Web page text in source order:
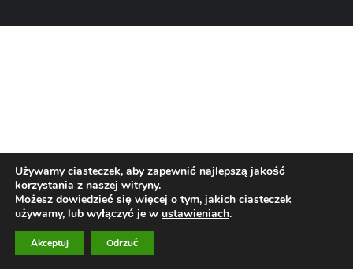
Używamy ciasteczek, aby zapewnić najlepszą jakość
korzystania z naszej witryny.
Możesz dowiedzieć się więcej o tym, jakich ciasteczek
używamy, lub wyłączyć je w ustawieniach.
Akceptuj Odrzuć